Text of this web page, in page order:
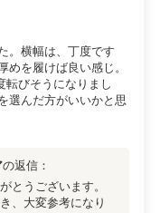
。横幅は、丁度です
を履けば良い感じ。
転びそうになりまし
選んだ方がいいかと思
の返信：
とうございます。
、大変参考になり